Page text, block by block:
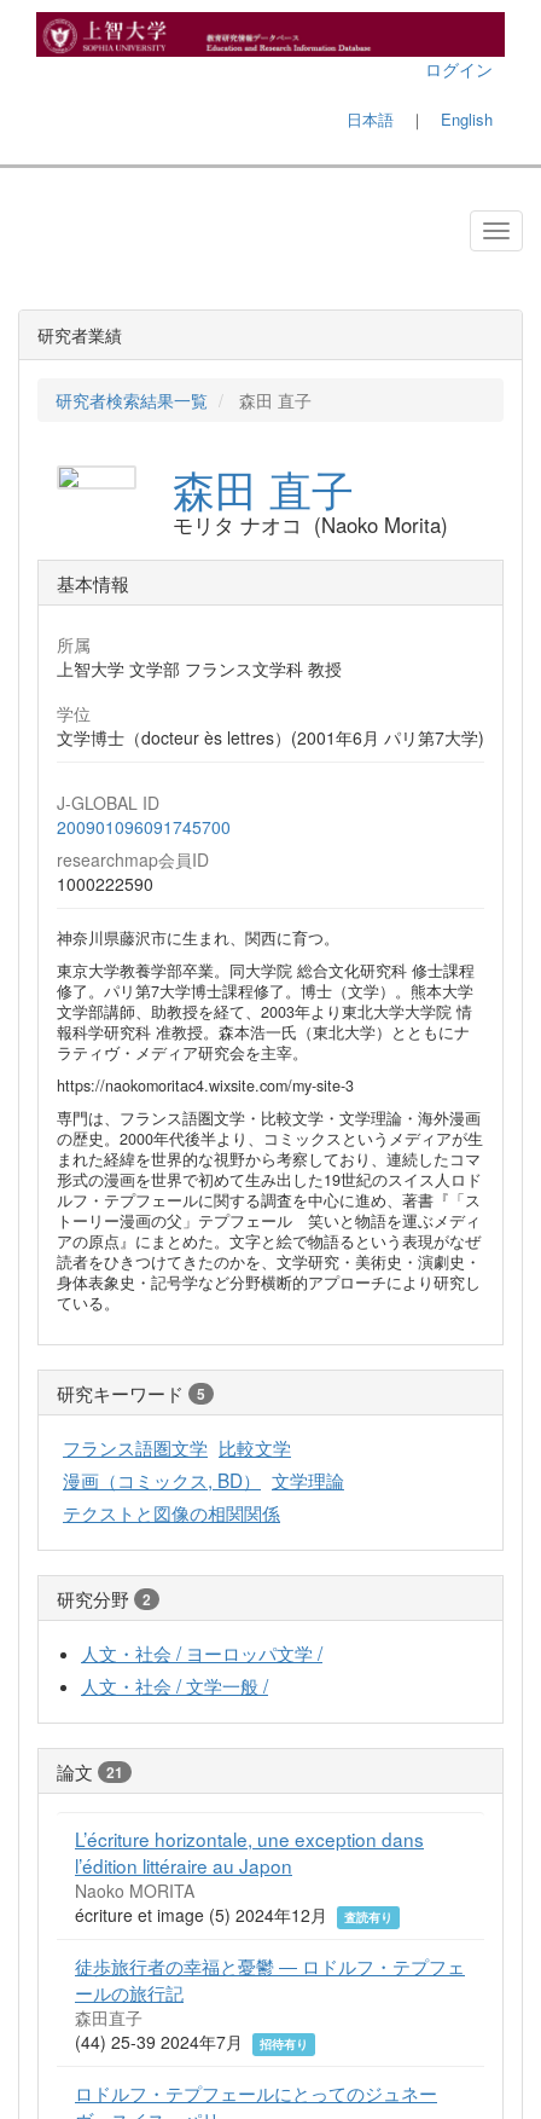
ログイン
日本語 ｜ English
研究者業績
研究者検索結果一覧 森田 直子
森田 直子
モリタ ナオコ (Naoko Morita)
基本情報
所属
上智大学 文学部 フランス文学科 教授
学位
文学博士（docteur ès lettres）(2001年6月 パリ第7大学)
J-GLOBAL ID
200901096091745700
researchmap会員ID
1000222590
神奈川県藤沢市に生まれ、関西に育つ。
東京大学教養学部卒業。同大学院 総合文化研究科 修士課程
修了。パリ第7大学博士課程修了。博士（文学）。熊本大学
文学部講師、助教授を経て、2003年より東北大学大学院 情
報科学研究科 准教授。森本浩一氏（東北大学）とともにナ
ラティヴ・メディア研究会を主宰。
https://naokomoritac4.wixsite.com/my-site-3
専門は、フランス語圏文学・比較文学・文学理論・海外漫画
の歴史。2000年代後半より、コミックスというメディアが生
まれた経緯を世界的な視野から考察しており、連続したコマ
形式の漫画を世界で初めて生み出した19世紀のスイス人ロド
ルフ・テプフェールに関する調査を中心に進め、著書『「ス
トーリー漫画の父」テプフェール 笑いと物語を運ぶメディ
アの原点』にまとめた。文字と絵で物語るという表現がなぜ
読者をひきつけてきたのかを、文学研究・美術史・演劇史・
身体表象史・記号学など分野横断的アプローチにより研究し
ている。
研究キーワード 5
フランス語圏文学 比較文学
漫画（コミックス, BD）
文学理論
テクストと図像の相関関係
研究分野 2
人文・社会 / ヨーロッパ文学 /
人文・社会 / 文学一般 /
論文 21
L’écriture horizontale, une exception dans
l’édition littéraire au Japon
Naoko MORITA
écriture et image (5) 2024年12月
査読有り
徒歩旅行者の幸福と憂鬱 ― ロドルフ・テプフェ
ールの旅行記
森田直子
(44) 25-39 2024年7月
招待有り
ロドルフ・テプフェールにとってのジュネー